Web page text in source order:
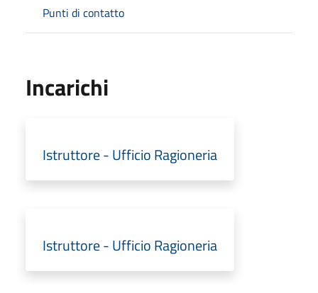
Punti di contatto
Incarichi
Istruttore - Ufficio Ragioneria
Istruttore - Ufficio Ragioneria